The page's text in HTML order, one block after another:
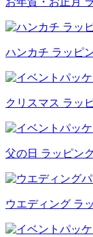
ハンカチ ラッピ
クリスマス ラッ
父の日 ラッピン
ウエディング ラ